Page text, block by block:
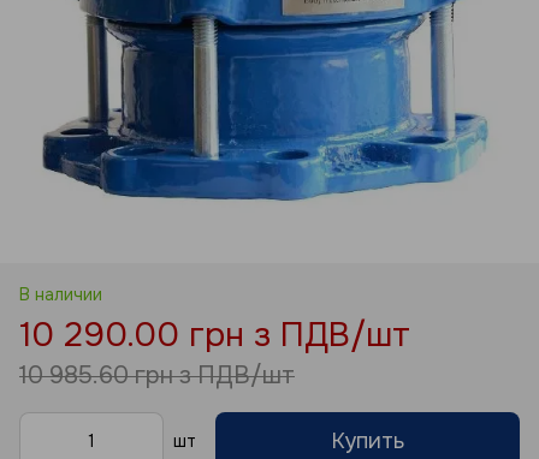
В наличии
10 290.00 грн з ПДВ/шт
10 985.60 грн з ПДВ/шт
шт Купить